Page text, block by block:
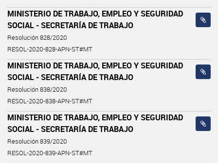
MINISTERIO DE TRABAJO, EMPLEO Y SEGURIDAD
SOCIAL - SECRETARÍA DE TRABAJO
Resolución 828/2020
RESOL-2020-828-APN-ST#MT
MINISTERIO DE TRABAJO, EMPLEO Y SEGURIDAD
SOCIAL - SECRETARÍA DE TRABAJO
Resolución 838/2020
RESOL-2020-838-APN-ST#MT
MINISTERIO DE TRABAJO, EMPLEO Y SEGURIDAD
SOCIAL - SECRETARÍA DE TRABAJO
Resolución 839/2020
RESOL-2020-839-APN-ST#MT